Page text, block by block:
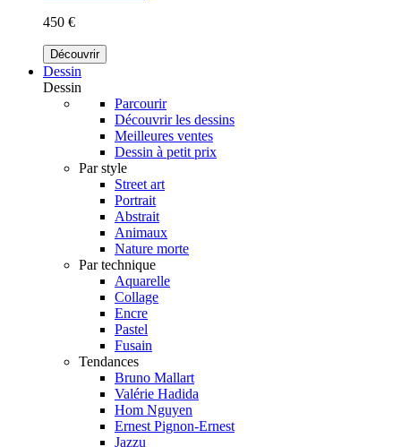
450 €
Découvrir
Dessin
Dessin
Parcourir
Découvrir les dessins
Meilleures ventes
Dessin à petit prix
Par style
Street art
Portrait
Abstrait
Animaux
Nature morte
Par technique
Aquarelle
Collage
Encre
Pastel
Fusain
Tendances
Bruno Mallart
Valérie Hadida
Hom Nguyen
Ernest Pignon-Ernest
Jazzu